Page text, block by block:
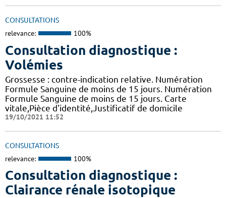
CONSULTATIONS
relevance: 100%
Consultation diagnostique :
Volémies
Grossesse : contre-indication relative. Numération
Formule Sanguine de moins de 15 jours. Numération
Formule Sanguine de moins de 15 jours. Carte
vitale,Pièce d'identité,Justificatif de domicile
19/10/2021 11:52
CONSULTATIONS
relevance: 100%
Consultation diagnostique :
Clairance rénale isotopique